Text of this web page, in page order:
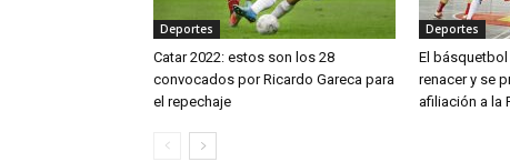
Deportes
Catar 2022: estos son los 28
convocados por Ricardo Gareca para
el repechaje
Deportes
El básquetbol
renacer y se
afiliación a la